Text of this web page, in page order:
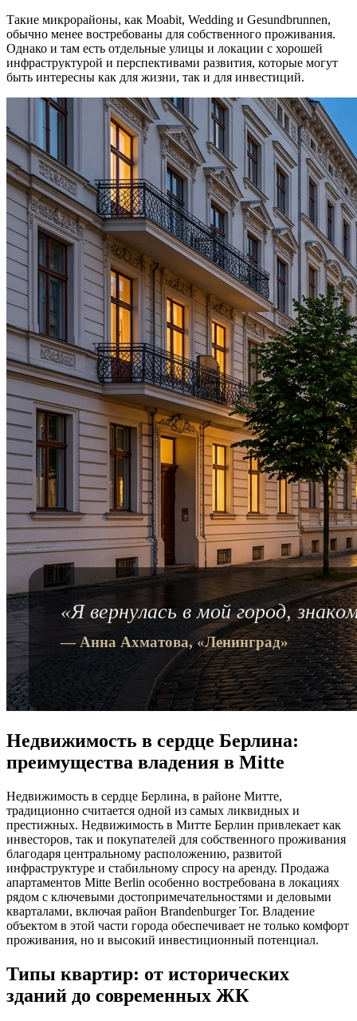
Такие микрорайоны, как Moabit, Wedding и Gesundbrunnen,
обычно менее востребованы для собственного проживания.
Однако и там есть отдельные улицы и локации с хорошей
инфраструктурой и перспективами развития, которые могут
быть интересны как для жизни, так и для инвестиций.
Недвижимость в сердце Берлина:
преимущества владения в Mitte
Недвижимость в сердце Берлина, в районе Митте,
традиционно считается одной из самых ликвидных и
престижных. Недвижимость в Митте Берлин привлекает как
инвесторов, так и покупателей для собственного проживания
благодаря центральному расположению, развитой
инфраструктуре и стабильному спросу на аренду. Продажа
апартаментов Mitte Berlin особенно востребована в локациях
рядом с ключевыми достопримечательностями и деловыми
кварталами, включая район Brandenburger Tor. Владение
объектом в этой части города обеспечивает не только комфорт
проживания, но и высокий инвестиционный потенциал.
Типы квартир: от исторических
зданий до современных ЖК